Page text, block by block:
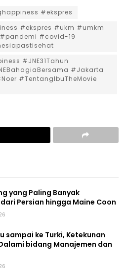
#ekspres
#ekspres #ukm #umkm
#covid-19
#JNE31Tahun
#Jakarta
#TentangIbuTheMovie
yang Paling Banyak
Persian hingga Maine Coon
sampai ke Turki, Ketekunan
bidang Manajemen dan